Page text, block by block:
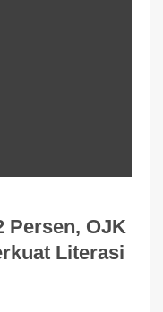
Persen, OJK
Literasi